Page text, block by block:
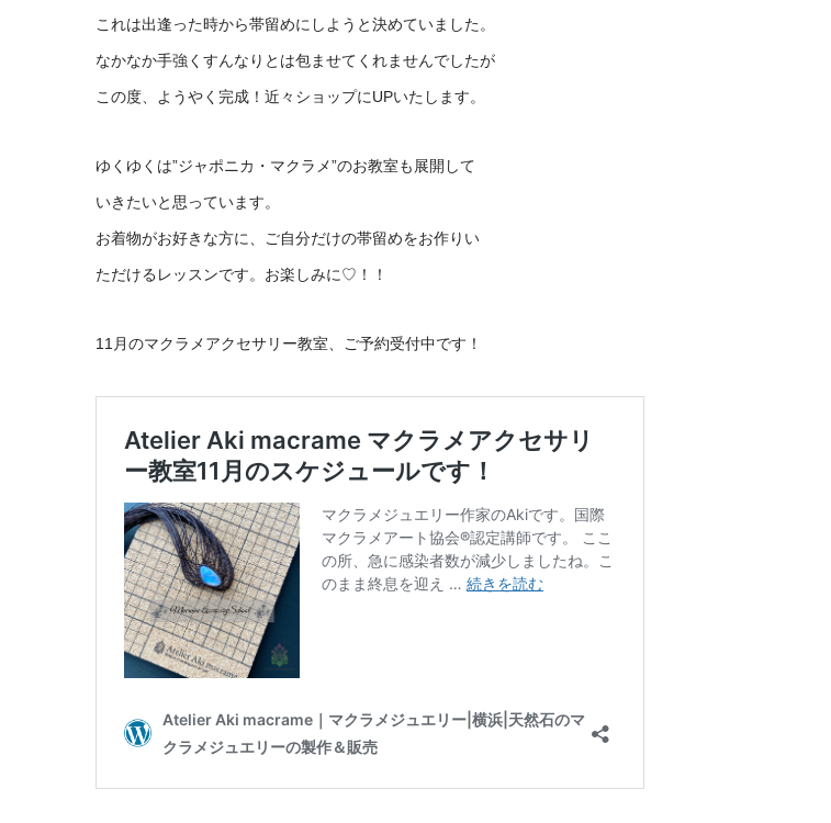
これは出逢った時から帯留めにしようと決めていました。
なかなか手強くすんなりとは包ませてくれませんでしたが
この度、ようやく完成！近々ショップにUPいたします。
ゆくゆくは”ジャポニカ・マクラメ”のお教室も展開して
いきたいと思っています。
お着物がお好きな方に、ご自分だけの帯留めをお作りい
ただけるレッスンです。お楽しみに♡！！
11月のマクラメアクセサリー教室、ご予約受付中です！